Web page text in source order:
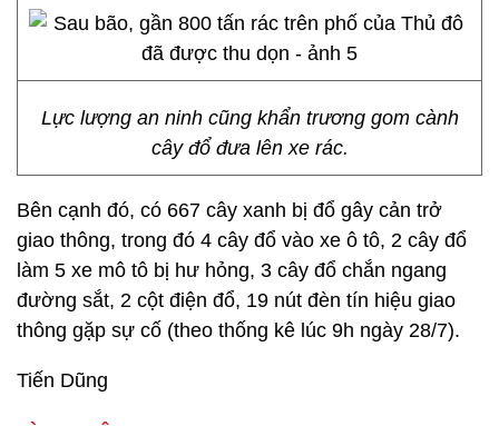
Lực lượng an ninh cũng khẩn trương gom cành
cây đổ đưa lên xe rác.
Bên cạnh đó, có 667 cây xanh bị đổ gây cản trở
giao thông, trong đó 4 cây đổ vào xe ô tô, 2 cây đổ
làm 5 xe mô tô bị hư hỏng, 3 cây đổ chắn ngang
đường sắt, 2 cột điện đổ, 19 nút đèn tín hiệu giao
thông gặp sự cố (theo thống kê lúc 9h ngày 28/7).
Tiến Dũng